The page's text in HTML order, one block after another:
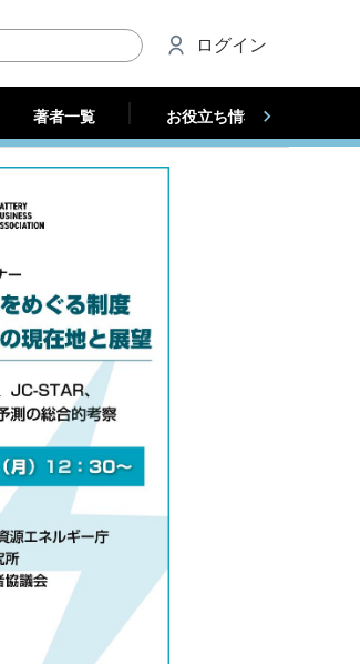
ログイン
著者一覧 お役立ち情報（法人）
著者一覧